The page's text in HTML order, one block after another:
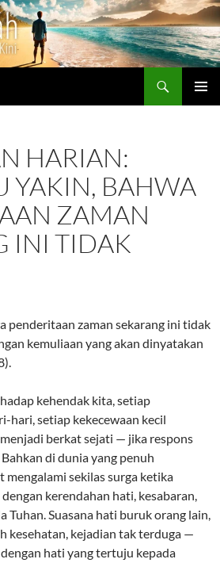
HARIAN:
YAKIN, BAHWA
ZAMAN
INI TIDAK
penderitaan zaman sekarang ini tidak
kemuliaan yang akan dinyatakan
kehendak kita, setiap
hari, setiap kekecewaan kecil
berkat sejati — jika respons
di dunia yang penuh
sekilas surga ketika
kerendahan hati, kesabaran,
Tuhan. Suasana hati buruk orang lain,
kesehatan, kejadian tak terduga —
hati yang tertuju kepada